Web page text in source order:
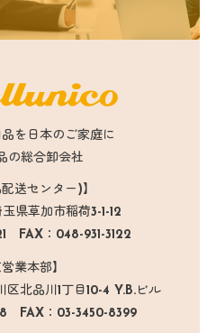
を日本のご家庭に
の総合卸会社
送センター)】
県草加市稲荷3-1-12
FAX：048-931-3122
営業本部】
北品川1丁目10-4 Y.B.ビル
FAX：03-3450-8399